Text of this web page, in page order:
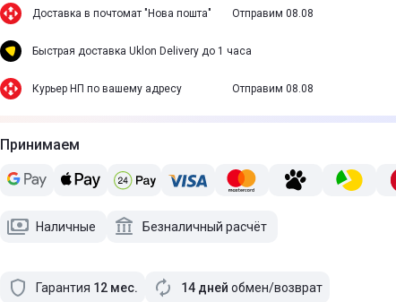
Доставка в почтомат "Нова пошта" Отправим 08.08
Быстрая доставка Uklon Delivery до 1 часа
Курьер НП по вашему адресу Отправим 08.08
Принимаем
Наличные Безналичный расчёт
Гарантия 12 мес. 14 дней обмен/возврат